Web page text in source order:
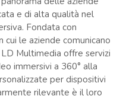
e di alta qualità nel
Fondata con
le aziende comunicano
Multimedia offre servizi
immersivi a 360° alla
per dispositivi
rilevante è il loro